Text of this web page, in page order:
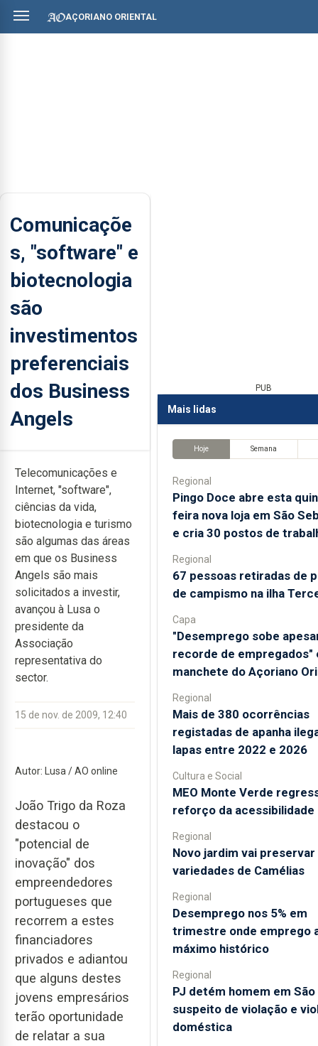
AÇORIANO ORIENTAL
Comunicaçõe
s, "software" e
biotecnologia
são
investimentos
preferenciais
dos Business
Angels
Telecomunicações e
Internet, "software",
ciências da vida,
biotecnologia e turismo
são algumas das áreas
em que os Business
Angels são mais
solicitados a investir,
avançou à Lusa o
presidente da
Associação
representativa do
sector.
15 de nov. de 2009, 12:40
Autor: Lusa / AO online
João Trigo da Roza
destacou o
"potencial de
inovação" dos
empreendedores
portugueses que
recorrem a estes
financiadores
privados e adiantou
que alguns destes
jovens empresários
terão oportunidade
de relatar a sua
PUB
Mais lidas
Hoje Semana
Regional
Pingo Doce abre esta
feira nova loja em São
e cria 30 postos de
Regional
67 pessoas retiradas de
de campismo na ilha
Capa
"Desemprego sobe
recorde de empregados"
manchete do Açoriano
Regional
Mais de 380 ocorrências
registadas de apanha
lapas entre 2022 e 2026
Cultura e Social
MEO Monte Verde
reforço da acessibilidade
Regional
Novo jardim vai preservar
variedades de Camélias
Regional
Desemprego nos 5% em
trimestre onde emprego
máximo histórico
Regional
PJ detém homem em
suspeito de violação e
doméstica